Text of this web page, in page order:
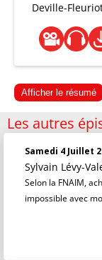
Deville-
Afficher le résumé
Les autres
Samedi 4 Juillet
Sylvain Lévy-
Selon la FNAIM,
impossible avec